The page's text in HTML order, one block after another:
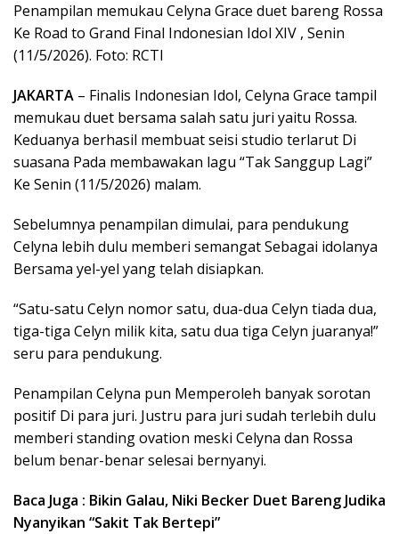
Penampilan memukau Celyna Grace duet bareng Rossa
Ke Road to Grand Final Indonesian Idol XIV , Senin
(11/5/2026). Foto: RCTI
JAKARTA – Finalis Indonesian Idol, Celyna Grace tampil
memukau duet bersama salah satu juri yaitu Rossa.
Keduanya berhasil membuat seisi studio terlarut Di
suasana Pada membawakan lagu “Tak Sanggup Lagi”
Ke Senin (11/5/2026) malam.
Sebelumnya penampilan dimulai, para pendukung
Celyna lebih dulu memberi semangat Sebagai idolanya
Bersama yel-yel yang telah disiapkan.
“Satu-satu Celyn nomor satu, dua-dua Celyn tiada dua,
tiga-tiga Celyn milik kita, satu dua tiga Celyn juaranya!”
seru para pendukung.
Penampilan Celyna pun Memperoleh banyak sorotan
positif Di para juri. Justru para juri sudah terlebih dulu
memberi standing ovation meski Celyna dan Rossa
belum benar-benar selesai bernyanyi.
Baca Juga : Bikin Galau, Niki Becker Duet Bareng Judika
Nyanyikan “Sakit Tak Bertepi”